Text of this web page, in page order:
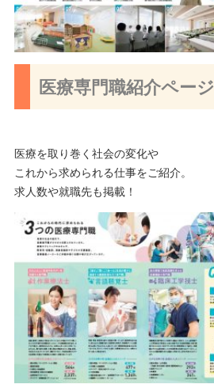
医療専門職紹介ページ
医療を取り巻く社会の変化や
これから求められる仕事をご紹介。
求人数や就職先も掲載！